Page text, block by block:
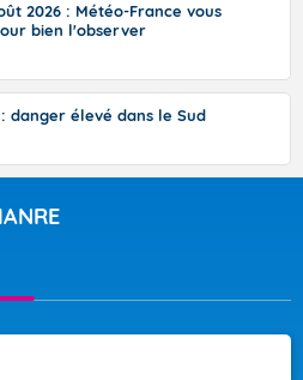
2026 : Météo-France vous
bien l'observer
danger élevé dans le Sud